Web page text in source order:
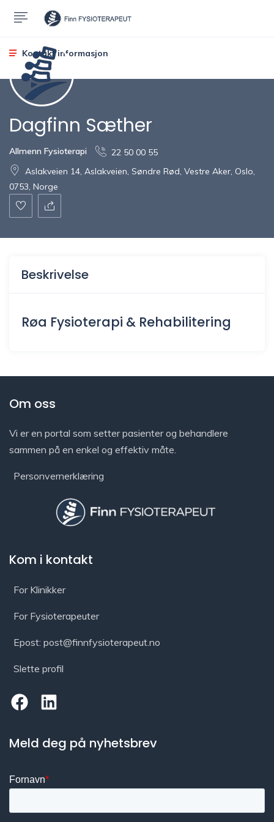
Kontakt informasjon
Dagfinn Sæther
Allmenn Fysioterapi
22 50 00 55
Aslakveien 14, Aslakveien, Søndre Rød, Vestre Aker, Oslo,
0753, Norge
Beskrivelse
Røa Fysioterapi & Rehabilitering
Om oss
Vi er en portal som setter pasienter og behandlere
sammen på en enkel og effektiv måte.
Personvernerklæring
Kom i kontakt
For Klinikker
For Fysioterapeuter
Epost: post@finnfysioterapeut.no
Slette profil
Meld deg på nyhetsbrev